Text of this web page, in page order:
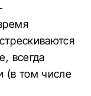
всегда
(в том числе